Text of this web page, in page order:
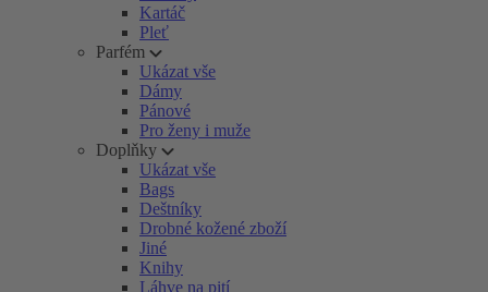
Kartáč
Pleť
Parfém
Ukázat vše
Dámy
Pánové
Pro ženy i muže
Doplňky
Ukázat vše
Bags
Deštníky
Drobné kožené zboží
Jiné
Knihy
Láhve na pití